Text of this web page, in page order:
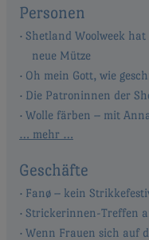
Personen
Shetland Woolweek
neue Mütze
Oh mein Gott, wie
Die Patroninnen der
Wolle färben – mit
… mehr …
Geschäfte
Fanø – kein
Strickerinnen-Treffen
Wenn Frauen sich auf